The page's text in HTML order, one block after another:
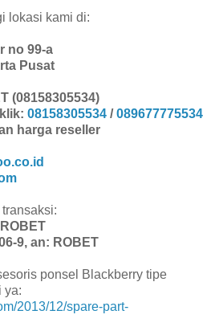
lokasi kami di:
no 99-a
Pusat
(08158305534)
08158305534 /089677775534
harga reseller
9, an: ROBET
ponsel Blackberry tipe
ya:
2013/12/spare-part-